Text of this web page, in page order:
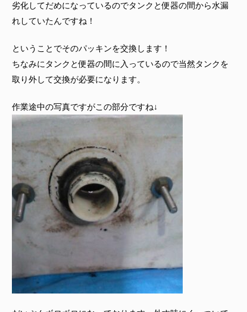
劣化してだめになっているのでタンクと便器の間から水漏
れしていたんですね！
ということでそのパッキンを交換します！
ちなみにタンクと便器の間に入っているので当然タンクを
取り外して交換が必要になります。
作業途中の写真ですがこの部分ですね↓